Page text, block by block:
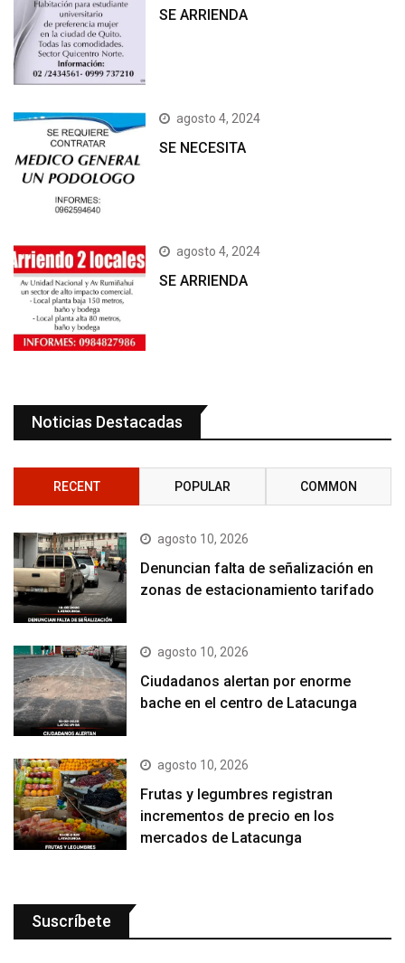
SE ARRIENDA
agosto 4, 2024
SE NECESITA
agosto 4, 2024
SE ARRIENDA
Noticias Destacadas
RECENT POPULAR COMMON
agosto 10, 2026
Denuncian falta de señalización en
zonas de estacionamiento tarifado
agosto 10, 2026
Ciudadanos alertan por enorme
bache en el centro de Latacunga
agosto 10, 2026
Frutas y legumbres registran
incrementos de precio en los
mercados de Latacunga
Suscríbete